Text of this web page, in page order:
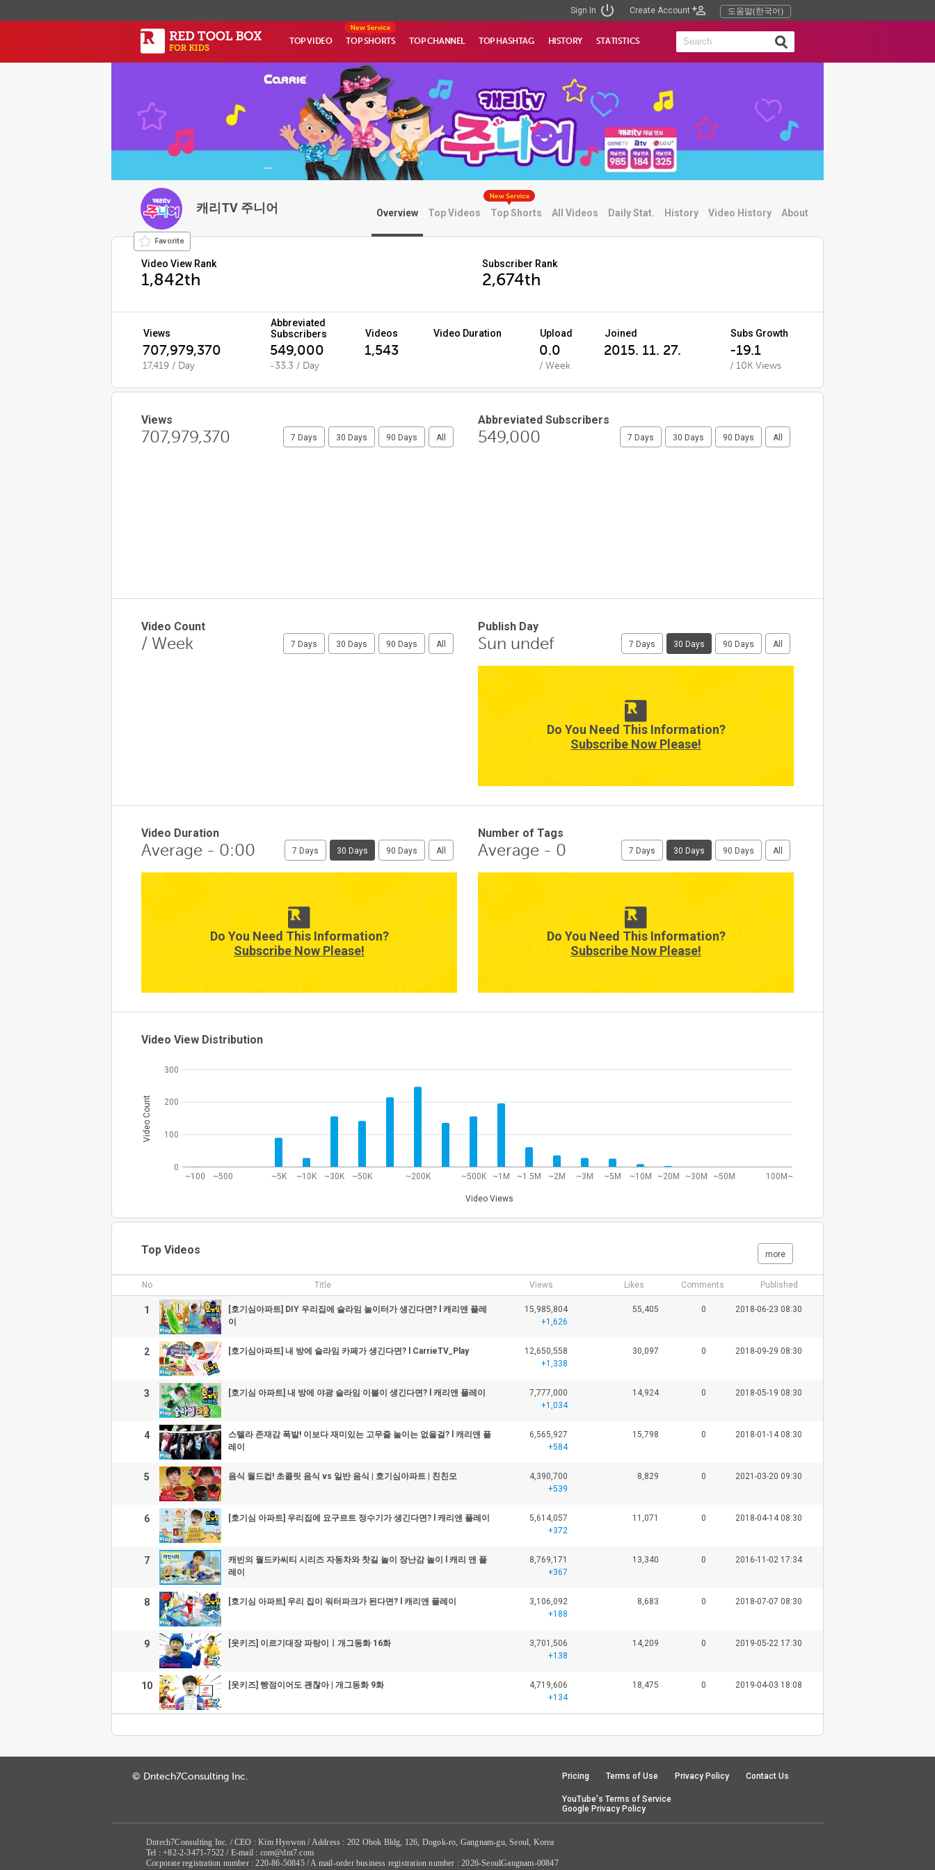
Sign In Create Account 도움말(한국어)
TOP VIDEO TOP SHORTS TOP CHANNEL TOP HASHTAG HISTORY STATISTICS
캐리TV 주니어 Overview Top Videos Top Shorts All Videos Daily Stat. History Video History About
Favorite
Video View Rank
1,842th
Subscriber Rank
2,674th
Views
Abbreviated
Subscribers
Videos Video Duration Upload Joined Subs Growth
707,979,370 549,000 1,543 0.0 2015. 11. 27. -19.1
17,419 / Day -33.3 / Day / Week / 10K Views
Views
707,979,370 7 Days 30 Days 90 Days All
Abbreviated Subscribers
549,000 7 Days 30 Days 90 Days All
Video Count
/ Week 7 Days 30 Days 90 Days All
Publish Day
Sun undef 7 Days 30 Days 90 Days All
Do You Need This Information?
Subscribe Now Please!
Video Duration
Average - 0:00 7 Days 30 Days 90 Days All
Do You Need This Information?
Subscribe Now Please!
Number of Tags
Average - 0 7 Days 30 Days 90 Days All
Do You Need This Information?
Subscribe Now Please!
Video View Distribution
~100 ~500 ~5K ~10K ~30K ~50K ~200K ~500K ~1M ~1.5M ~2M ~3M ~5M ~10M ~20M ~30M ~50M 100M~
Video Views
0
100
200
300
Video Count
Top Videos more
No Title Views Likes Comments Published
1
[호기심아파트] DIY 우리집에 슬라임 놀이터가 생긴다면? l 캐리앤 플레
이
15,985,804
+1,626
55,405 0 2018-06-23 08:30
2 [호기심아파트] 내 방에 슬라임 카페가 생긴다면? l CarrieTV_Play
12,650,558
+1,338
30,097 0 2018-09-29 08:30
3 [호기심 아파트] 내 방에 야광 슬라임 이불이 생긴다면? l 캐리앤 플레이
7,777,000
+1,034
14,924 0 2018-05-19 08:30
4
스텔라 존재감 폭발! 이보다 재미있는 고무줄 놀이는 없을걸? l 캐리앤 플
레이
6,565,927
+584
15,798 0 2018-01-14 08:30
5 음식 월드컵! 초콜릿 음식 vs 일반 음식 | 호기심아파트 | 친친모
4,390,700
+539
8,829 0 2021-03-20 09:30
6 [호기심 아파트] 우리집에 요구르트 정수기가 생긴다면? l 캐리앤 플레이
5,614,057
+372
11,071 0 2018-04-14 08:30
7
캐빈의 월드카씨티 시리즈 자동차와 찻길 놀이 장난감 놀이 l 캐리 앤 플
레이
8,769,171
+367
13,340 0 2016-11-02 17:34
8 [호기심 아파트] 우리 집이 워터파크가 된다면? l 캐리앤 플레이
3,106,092
+188
8,683 0 2018-07-07 08:30
9 [웃키즈] 이르기대장 파랑이ㅣ개그동화 16화
3,701,506
+138
14,209 0 2019-05-22 17:30
10 [웃키즈] 빵점이어도 괜찮아 | 개그동화 9화
4,719,606
+134
18,475 0 2019-04-03 18:08
© Dntech7Consulting Inc. Pricing Terms of Use Privacy Policy Contact Us
YouTube's Terms of Service
Google Privacy Policy
Dntech7Consulting Inc. / CEO : Kim Hyowon / Address : 202 Obok Bldg, 126, Dogok-ro, Gangnam-gu, Seoul, Korea
Tel : +82-2-3471-7522 / E-mail : com@dnt7.com
Corporate registration number : 220-86-50845 / A mail-order business registration number : 2026-SeoulGangnam-00847